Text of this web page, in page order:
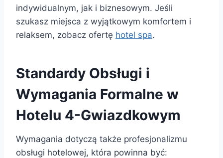
indywidualnym, jak i biznesowym. Jeśli
szukasz miejsca z wyjątkowym komfortem i
relaksem, zobacz ofertę hotel spa.
Standardy Obsługi i
Wymagania Formalne w
Hotelu 4-Gwiazdkowym
Wymagania dotyczą także profesjonalizmu
obsługi hotelowej, która powinna być: